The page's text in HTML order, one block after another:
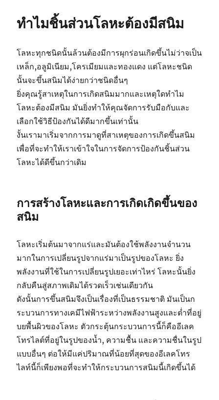
ทำไมชิ้นส่วนโลหะต้องมีสนิม
โลหะทุกชนิดนั้นล้วนต้องมีการผุกร่อนเกิดขึ้นไม่ว่าจเป็น
เหล็ก,อลูมิเนียม,โครเมียมและทองแดง แต่โลหะชนิด
นั้นจะขึ้นสนิมได้ง่ายกว่าชนิดอื่นๆ
ยิ่งคุณรู้สาเหตุในการเกิดสนิมมากและเหตุใดทำไม
โลหะต้องมีสนิม มันยิ่งทำให้คุณจัดการรับมือกับและ
เลือกใช้วิธีป้องกันได้ดีมากขึ้นเท่านั้น
งั้นเรามาเริ่มจากการมาดูที่สาเหตุของการเกิดขึ้นสนิม
เพื่อที่จะทำให้เราเข้าใจในการจัดการป้องกันชิ้นส่วน
โลหะได้ดีขึ้นกว่าเดิม
การสร้างโลหะและการเกิดเกิดขึ้นของ
สนิม
โลหะเริ่มต้นมาจากแร่และมันต้องใช้พลังงานจำนวน
มากในการเปลี่ยนรูปจากแร่มาเป็นรูปของโลหะ ยิ่ง
พลังงานที่ใช้ในการเปลี่ยนรูปเยอะเท่าไหร่ โลหะนั้นยิ่ง
กลับคืนสู่สภาพเดิมได้รวดเร็วเช่นเดียวกัน
ดังนั้นการขึ้นสนิมจึงเป็นเรื่องที่เป็นธรรมชาติ มันเป็นก
ระบวนการทางเคมีไฟฟ้าระหว่างพลังงานสูงและต่ำที่อยู่
บยพื้นผิวของโลหะ ตัวกระตุ้นกระบวนการนี้ก็คืออีเลค
โทรไลต์ที่อยู่ในรูปของน้ำ, ความชื้น และความชื่นในรูป
แบบอื่นๆ ต่อให้มีแค่ปริมาณที่น้อยที่สุดของอีเลคโทร
ไลท์นี้ก็เพียงพอที่จะทำให้กระบวนการสนิมนี้เกิดขึ้นได้